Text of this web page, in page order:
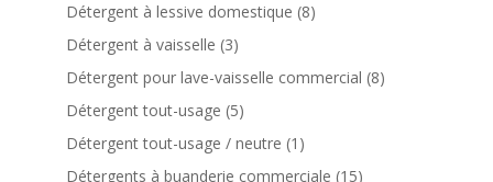
Détergent à lessive domestique (8)
Détergent à vaisselle (3)
Détergent pour lave-vaisselle commercial (8)
Détergent tout-usage (5)
Détergent tout-usage / neutre (1)
Détergents à buanderie commerciale (15)